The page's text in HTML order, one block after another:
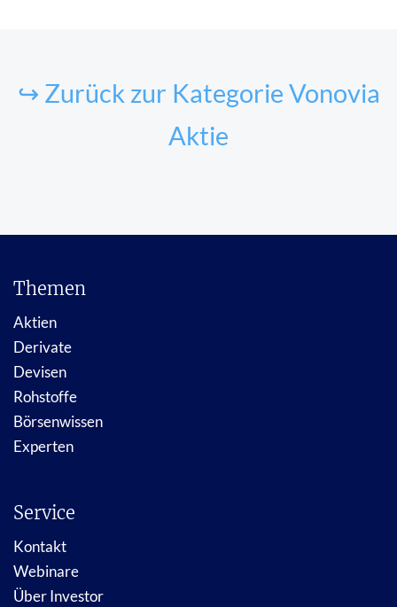
↪ Zurück zur Kategorie Vonovia
Aktie
Themen
Aktien
Derivate
Devisen
Rohstoffe
Börsenwissen
Experten
Service
Kontakt
Webinare
Über Investor